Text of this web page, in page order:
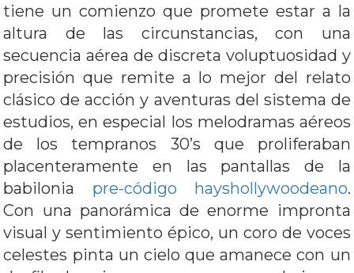
tiene un comienzo que promete estar a la
altura de las circunstancias, con una
secuencia aérea de discreta voluptuosidad y
precisión que remite a lo mejor del relato
clásico de acción y aventuras del sistema de
estudios, en especial los melodramas aéreos
de los tempranos 30’s que proliferaban
placenteramente en las pantallas de la
babilonia pre-código hayshollywoodeano.
Con una panorámica de enorme impronta
visual y sentimiento épico, un coro de voces
celestes pinta un cielo que amanece con un